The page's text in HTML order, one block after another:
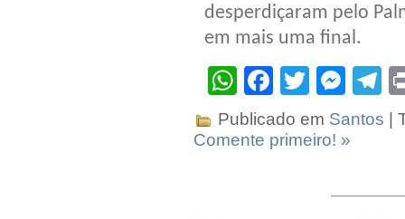
desperdiçaram pelo
em mais uma final.
WhatsApp
Facebook
Twitter
Publicado em Santos |
Comente primeiro! »